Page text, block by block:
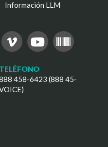
Información LLM
TELÉFONO
458-6423 (888 45-